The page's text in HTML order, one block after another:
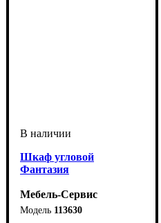
Шкаф угловой
Фантазия
Мебель-Сервис
113630